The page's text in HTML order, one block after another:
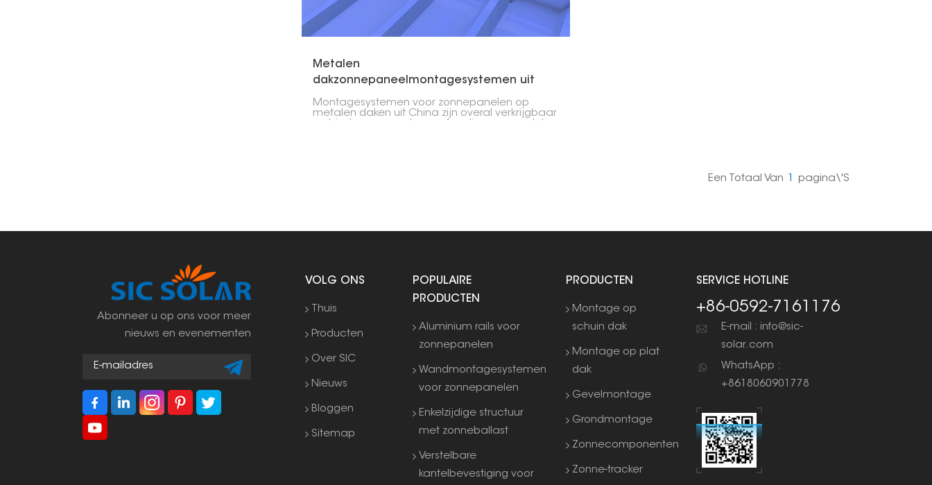
Metalen
dakzonnepaneelmontagesystemen uit
China
Montagesystemen voor zonnepanelen op
metalen daken uit China zijn overal verkrijgbaar
Een Totaal Van 1 Pagina\'s
Abonneer u op ons voor meer
nieuws en evenementen
VOLG ONS
Thuis
Producten
Over SIC
Nieuws
Bloggen
Sitemap
POPULAIRE
PRODUCTEN
Aluminium rails voor
zonnepanelen
Wandmontagesystemen
voor zonnepanelen
Enkelzijdige structuur
met zonneballast
Verstelbare
kantelbevestiging voor
PRODUCTEN
Montage op
schuin dak
Montage op plat
dak
Gevelmontage
Grondmontage
Zonnecomponenten
Zonne-tracker
SERVICE HOTLINE
+86-0592-7161176
E-mail : info@sic-
solar.com
WhatsApp :
+8618060901778